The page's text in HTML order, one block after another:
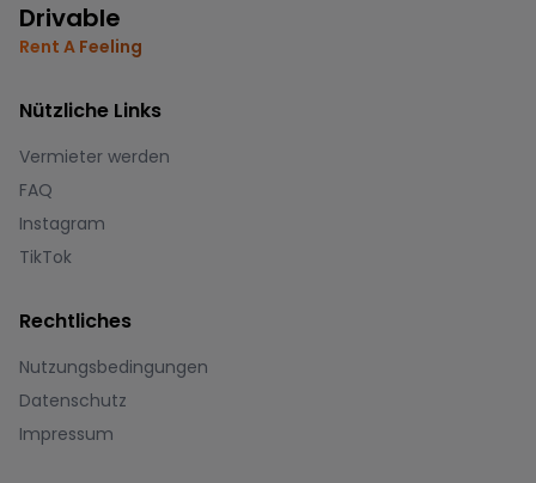
Drivable
Rent A Feeling
Nützliche Links
Vermieter werden
FAQ
Instagram
TikTok
Rechtliches
Nutzungsbedingungen
Datenschutz
Impressum